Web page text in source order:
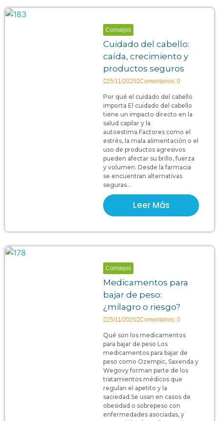
Consejos
Cuidado del cabello:
caída, crecimiento y
productos seguros
25/11/2025 Comentarios: 0
Por qué el cuidado del cabello
importa El cuidado del cabello
tiene un impacto directo en la
salud capilar y la
autoestima.Factores como el
estrés, la mala alimentación o el
uso de productos agresivos
pueden afectar su brillo, fuerza
y volumen. Desde la farmacia
se encuentran alternativas
seguras...
Leer Más
Consejos
Medicamentos para
bajar de peso:
¿milagro o riesgo?
25/11/2025 Comentarios: 0
Qué son los medicamentos
para bajar de peso Los
medicamentos para bajar de
peso como Ozempic, Saxenda y
Wegovy forman parte de los
tratamientos médicos que
regulan el apetito y la
saciedad.Se usan en casos de
obesidad o sobrepeso con
enfermedades asociadas, y